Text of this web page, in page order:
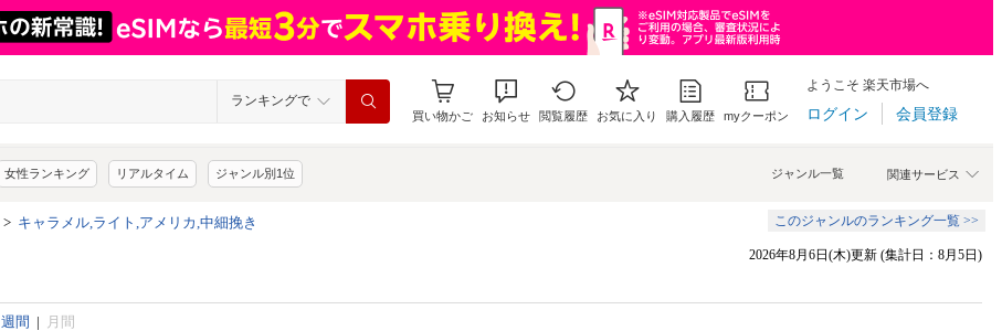
ランキングで
買い物かご お知らせ 閲覧履歴 お気に入り 購入履歴 myクーポン
ようこそ 楽天市場へ
ログイン 会員登録
関連サービス
ジャンル一覧
女性ランキング リアルタイム ジャンル別1位
> キャラメル,ライト,アメリカ,中細挽き このジャンルのランキング一覧 >>
2026年8月6日(木)更新 (集計日：8月5日)
週間 | 月間